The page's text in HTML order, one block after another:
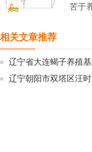
苦于
相关文章推荐
辽宁省大连蝎子养殖
辽宁朝阳市双塔区汪